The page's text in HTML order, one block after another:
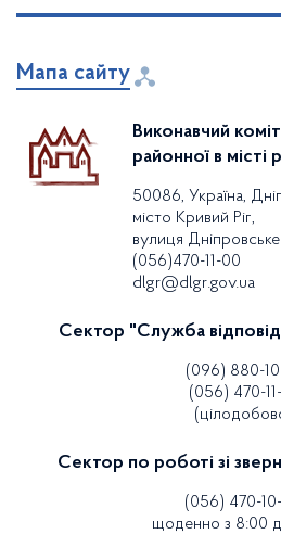
Мапа сайту
Виконавчий
районної в місті
50086, Україна,
місто Кривий Ріг,
вулиця Дніпровське
(056)470-11-00
dlgr@dlgr.gov.ua
Сектор "Служба
(096) 880-
(056) 470-11-
Сектор по роботі зі
(056) 470-
щоденно з 8:00